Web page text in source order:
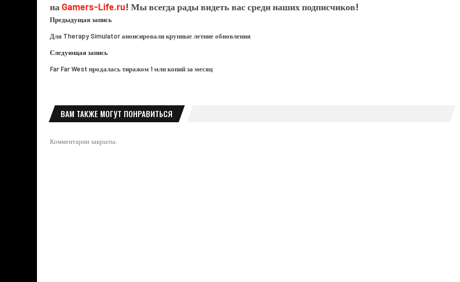
на Gamers-Life.ru! Мы всегда рады видеть вас среди наших подписчиков!
Предыдущая запись
Для Therapy Simulator анонсировали крупные летние обновления
Следующая запись
Far Far West продалась тиражом 1 млн копий за месяц
ВАМ ТАКЖЕ МОГУТ ПОНРАВИТЬСЯ
Комментарии закрыты.